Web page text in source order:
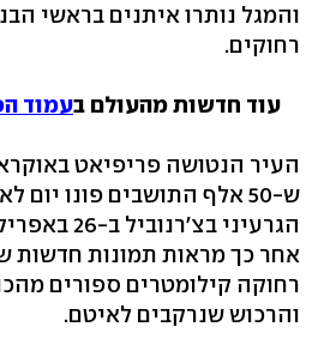
והמגל נותרו איתנים בראשי
רחוקים.
עוד חדשות מהעולם בעמוד
העיר הנטושה פריפיאט
ש-50 אלף התושבים פונו יום
אחר כך מראות תמונות חדשות
רחוקה קילומטרים ספורים
והרכוש שנרקבים לאיטם.